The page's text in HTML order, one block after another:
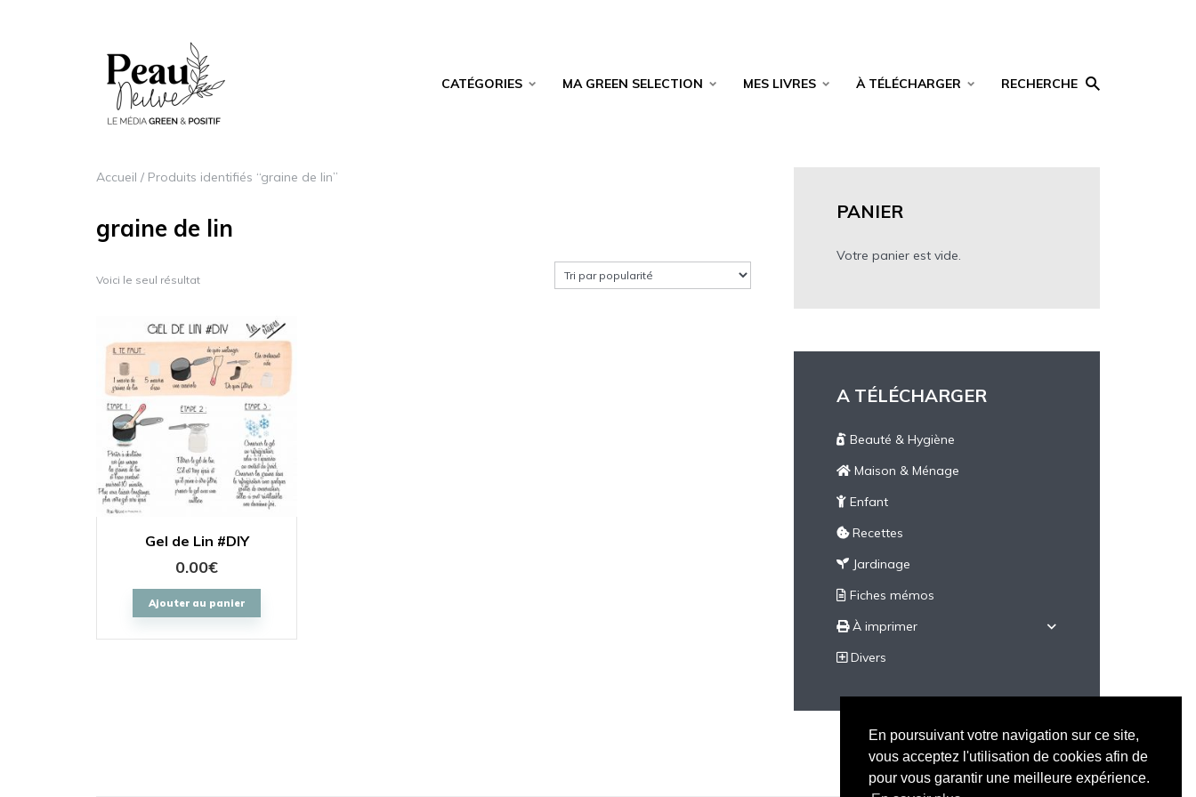
CATÉGORIES MA GREEN SELECTION MES LIVRES À TÉLÉCHARGER RECHERCHE
Accueil / Produits identifiés “graine de lin”
graine de lin
Voici le seul résultat
Gel de Lin #DIY
0.00€
Ajouter au panier
PANIER
Votre panier est vide.
A TÉLÉCHARGER
Beauté & Hygiène
Maison & Ménage
Enfant
Recettes
Jardinage
Fiches mémos
À imprimer
Divers
En poursuivant votre navigation sur ce site,
vous acceptez l'utilisation de cookies afin de
pour vous garantir une meilleure expérience.